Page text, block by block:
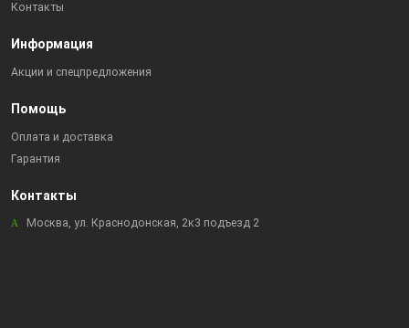
Контакты
Информация
Акции и спецпредложения
Помощь
Оплата и доставка
Гарантия
Контакты
Москва, ул. Краснодонская, 2к3 подъезд 2